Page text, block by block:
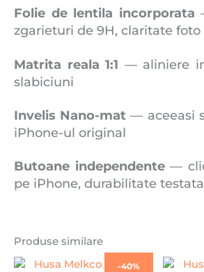
Folie de lentila incorporata
zgarieturi de 9H, claritate
Matrita reala 1:1 — aliniere
slabiciuni
Invelis Nano-mat — aceeasi
iPhone-ul original
Butoane independente—
pe iPhone, durabilitate
Produse similare
-40%
Prețul
Prețul